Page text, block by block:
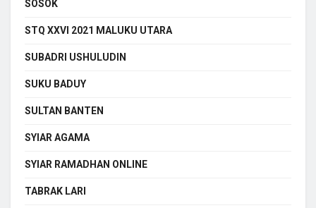
SOSOK
STQ XXVI 2021 MALUKU UTARA
SUBADRI USHULUDIN
SUKU BADUY
SULTAN BANTEN
SYIAR AGAMA
SYIAR RAMADHAN ONLINE
TABRAK LARI